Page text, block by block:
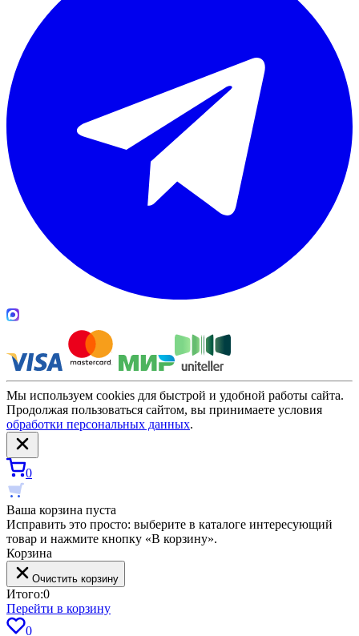
Мы используем cookies для быстрой и удобной работы сайта.
Продолжая пользоваться сайтом, вы принимаете условия
обработки персональных данных.
0
Ваша корзина пуста
Исправить это просто: выберите в каталоге интересующий
товар и нажмите кнопку «В корзину».
Корзина
Очистить корзину
Итого:0
Перейти в корзину
0